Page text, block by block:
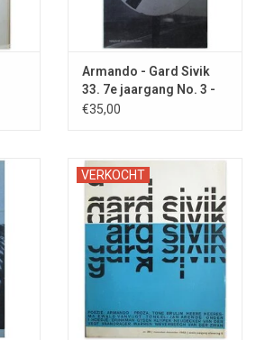
Armando - Gard Sivik
33. 7e jaargang No. 3 -
1964
€35,00
VERKOCHT